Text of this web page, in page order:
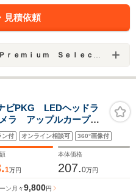
見積依頼
ｕｍ Ｓｅｌｅｃｔｉｏｎ 加古川
ビPKG LEDヘッドラ
ラ アップルカープレ
ト 運転席電動シート
型ETC
ン付 オンライン相談可 360°画像付
1万円
本体価格
207.0万円
ン 月々9,800円